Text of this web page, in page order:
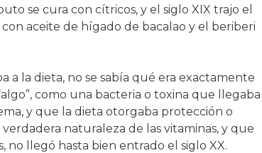
se cura con cítricos, y el siglo XIX trajo el
aceite de hígado de bacalao y el beriberi
a la dieta, no se sabía qué era exactamente
como una bacteria o toxina que llegaba
y que la dieta otorgaba protección o
naturaleza de las vitaminas, y que
no llegó hasta bien entrado el siglo XX.